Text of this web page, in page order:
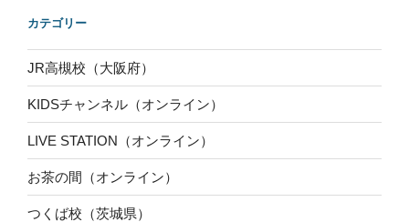
カテゴリー
JR高槻校（大阪府）
KIDSチャンネル（オンライン）
LIVE STATION（オンライン）
お茶の間（オンライン）
つくば校（茨城県）